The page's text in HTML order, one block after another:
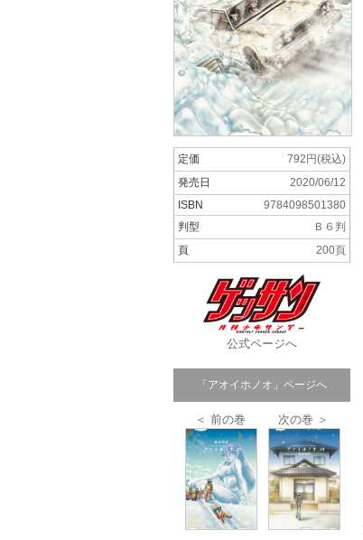
定価
792円(税込)
発売日
2020/06/12
ISBN
9784098501380
判型
Ｂ６判
頁
200頁
公式ページへ
「アオイホノオ」ページへ
＜ 前の巻 次の巻 ＞